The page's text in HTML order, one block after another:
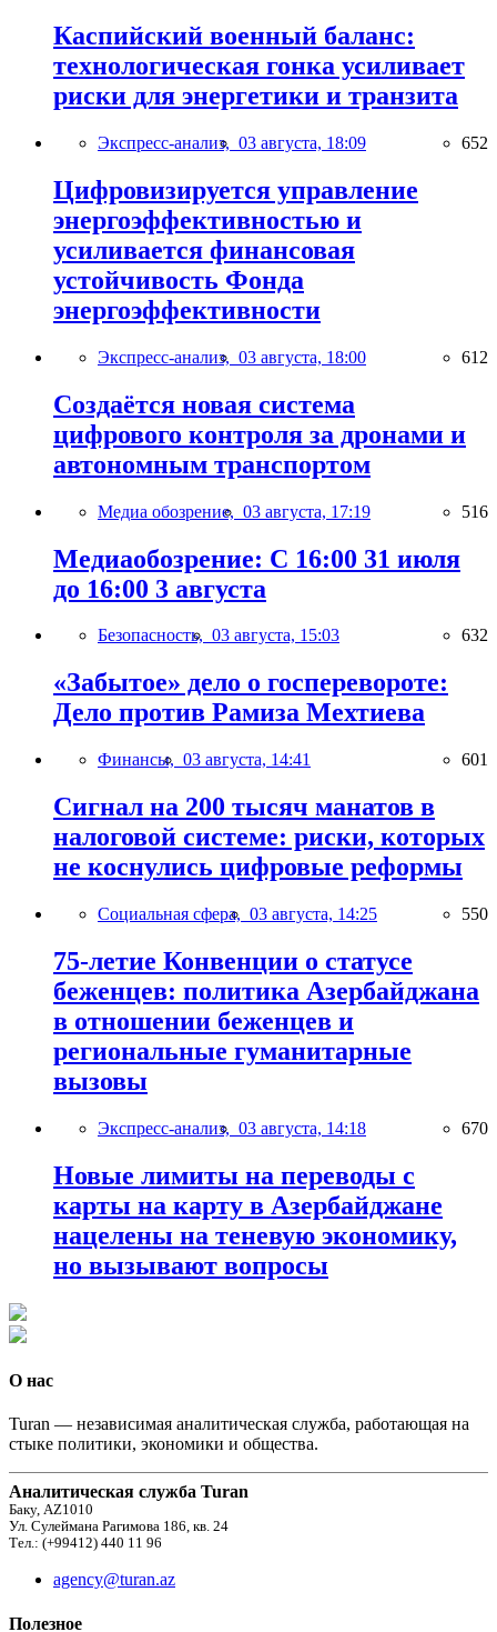
Каспийский военный баланс:
технологическая гонка усиливает
риски для энергетики и транзита
Экспресс-анализ, 03 августа, 18:09 652
Цифровизируется управление
энергоэффективностью и
усиливается финансовая
устойчивость Фонда
энергоэффективности
Экспресс-анализ, 03 августа, 18:00 612
Создаётся новая система
цифрового контроля за дронами и
автономным транспортом
Медиа обозрение, 03 августа, 17:19 516
Медиаобозрение: С 16:00 31 июля
до 16:00 3 августа
Безопасность, 03 августа, 15:03 632
«Забытое» дело о госперевороте:
Дело против Рамиза Мехтиева
Финансы, 03 августа, 14:41 601
Сигнал на 200 тысяч манатов в
налоговой системе: риски, которых
не коснулись цифровые реформы
Социальная сфера, 03 августа, 14:25 550
75-летие Конвенции о статусе
беженцев: политика Азербайджана
в отношении беженцев и
региональные гуманитарные
вызовы
Экспресс-анализ, 03 августа, 14:18 670
Новые лимиты на переводы с
карты на карту в Азербайджане
нацелены на теневую экономику,
но вызывают вопросы
О нас
Turan — независимая аналитическая служба, работающая на
стыке политики, экономики и общества.
Аналитическая служба Turan
Баку, AZ1010
Ул. Сулеймана Рагимова 186, кв. 24
Тел.: (+99412) 440 11 96
agency@turan.az
Полезное